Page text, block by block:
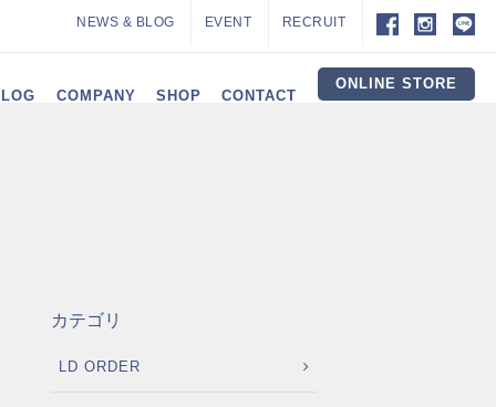
NEWS & BLOG EVENT RECRUIT
COMPANY SHOP CONTACT
ONLINE STORE
カテゴリ
LD ORDER